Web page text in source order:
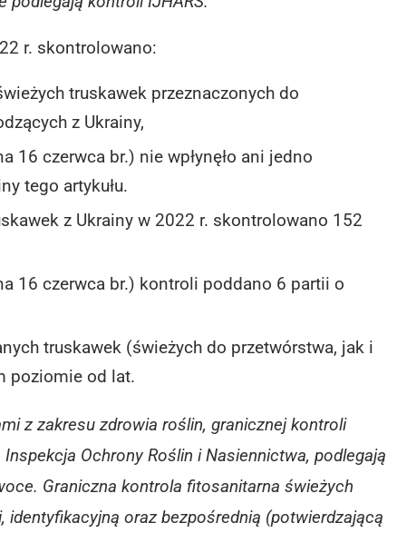
r. skontrolowano:
truskawek przeznaczonych do
z Ukrainy,
16 czerwca br.) nie wpłynęło ani jedno
tego artykułu.
z Ukrainy w 2022 r. skontrolowano 152
16 czerwca br.) kontroli poddano 6 partii o
truskawek (świeżych do przetwórstwa, jak i
poziomie od lat.
z zakresu zdrowia roślin, granicznej kontroli
Ochrony Roślin i Nasiennictwa, podlegają
Graniczna kontrola fitosanitarna świeżych
oraz bezpośrednią (potwierdzającą